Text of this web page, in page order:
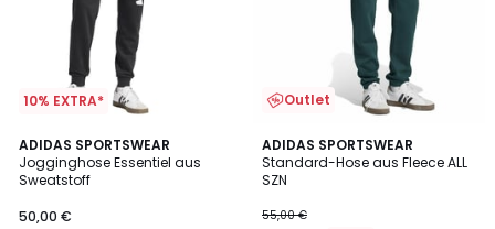
10% EXTRA*
ADIDAS SPORTSWEAR
Jogginghose Essentiel aus
Sweatstoff
50,00 €
Outlet
ADIDAS SPORTSWEAR
Standard-Hose aus Fleece ALL
SZN
55,00 €
4,5
/ 5